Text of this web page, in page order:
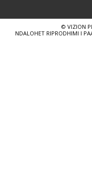
© VIZION
NDALOHET RIPRODHIMI I